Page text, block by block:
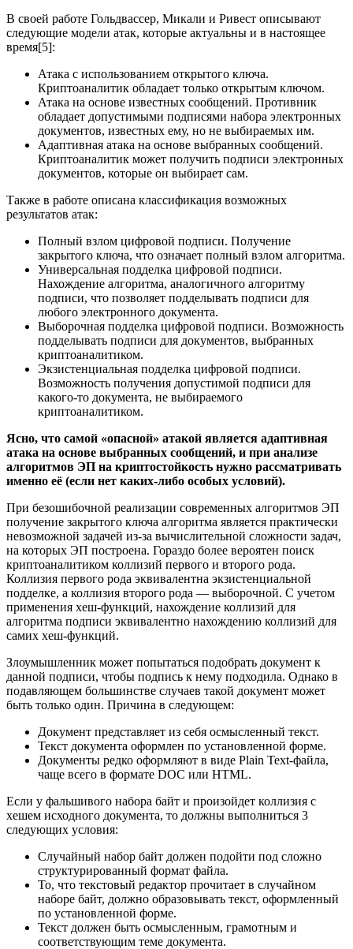
В своей работе Гольдвассер, Микали и Ривест описывают
следующие модели атак, которые актуальны и в настоящее
время[5]:
Атака с использованием открытого ключа.
Криптоаналитик обладает только открытым ключом.
Атака на основе известных сообщений. Противник
обладает допустимыми подписями набора электронных
документов, известных ему, но не выбираемых им.
Адаптивная атака на основе выбранных сообщений.
Криптоаналитик может получить подписи электронных
документов, которые он выбирает сам.
Также в работе описана классификация возможных
результатов атак:
Полный взлом цифровой подписи. Получение
закрытого ключа, что означает полный взлом алгоритма.
Универсальная подделка цифровой подписи.
Нахождение алгоритма, аналогичного алгоритму
подписи, что позволяет подделывать подписи для
любого электронного документа.
Выборочная подделка цифровой подписи. Возможность
подделывать подписи для документов, выбранных
криптоаналитиком.
Экзистенциальная подделка цифровой подписи.
Возможность получения допустимой подписи для
какого-то документа, не выбираемого
криптоаналитиком.
Ясно, что самой «опасной» атакой является адаптивная
атака на основе выбранных сообщений, и при анализе
алгоритмов ЭП на криптостойкость нужно рассматривать
именно её (если нет каких-либо особых условий).
При безошибочной реализации современных алгоритмов ЭП
получение закрытого ключа алгоритма является практически
невозможной задачей из-за вычислительной сложности задач,
на которых ЭП построена. Гораздо более вероятен поиск
криптоаналитиком коллизий первого и второго рода.
Коллизия первого рода эквивалентна экзистенциальной
подделке, а коллизия второго рода — выборочной. С учетом
применения хеш-функций, нахождение коллизий для
алгоритма подписи эквивалентно нахождению коллизий для
самих хеш-функций.
Злоумышленник может попытаться подобрать документ к
данной подписи, чтобы подпись к нему подходила. Однако в
подавляющем большинстве случаев такой документ может
быть только один. Причина в следующем:
Документ представляет из себя осмысленный текст.
Текст документа оформлен по установленной форме.
Документы редко оформляют в виде Plain Text-файла,
чаще всего в формате DOC или HTML.
Если у фальшивого набора байт и произойдет коллизия с
хешем исходного документа, то должны выполниться 3
следующих условия:
Случайный набор байт должен подойти под сложно
структурированный формат файла.
То, что текстовый редактор прочитает в случайном
наборе байт, должно образовывать текст, оформленный
по установленной форме.
Текст должен быть осмысленным, грамотным и
соответствующим теме документа.